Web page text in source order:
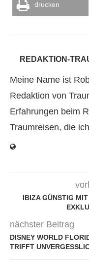
drucken
REDAKTION-
Meine Name ist
Redaktion von
Erfahrungen beim
Traumreisen, die
IBIZA GÜNSTIG
nächster Beitrag
DISNEY WORLD
TRIFFT